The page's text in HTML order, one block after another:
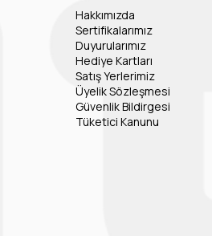
Hakkımızda
Sertifikalarımız
Duyurularımız
Hediye Kartları
Satış Yerlerimiz
Üyelik Sözleşmesi
Güvenlik Bildirgesi
Tüketici Kanunu